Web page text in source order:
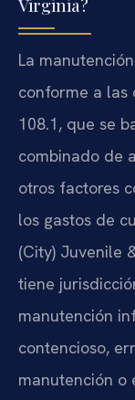
Virginia?
La
conforme a las
108.1, que se
combinado de
otros factores
los gastos de
(City) Juvenile
tiene
manutención
contencioso,
manutención o